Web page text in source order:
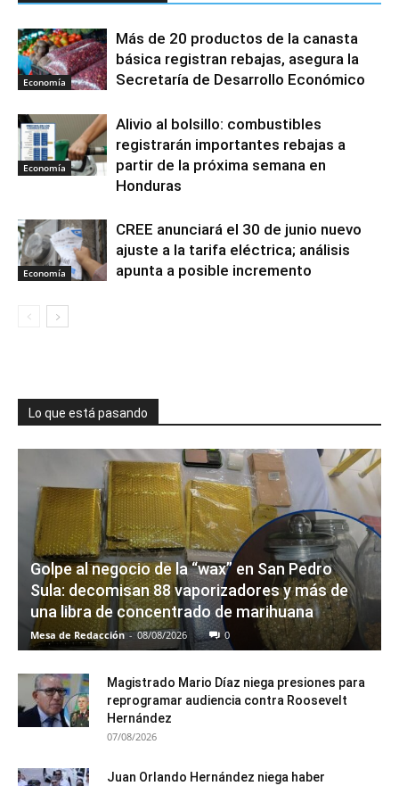
Economía
Más de 20 productos de la canasta
básica registran rebajas, asegura la
Secretaría de Desarrollo Económico
Economía
Alivio al bolsillo: combustibles
registrarán importantes rebajas a
partir de la próxima semana en
Honduras
Economía
CREE anunciará el 30 de junio nuevo
ajuste a la tarifa eléctrica; análisis
apunta a posible incremento
Lo que está pasando
Golpe al negocio de la “wax” en San Pedro
Sula: decomisan 88 vaporizadores y más de
una libra de concentrado de marihuana
Mesa de Redacción - 08/08/2026 0
Magistrado Mario Díaz niega presiones para
reprogramar audiencia contra Roosevelt
Hernández
07/08/2026
Juan Orlando Hernández niega haber